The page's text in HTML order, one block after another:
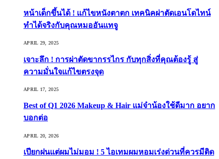
หน้าเด็กขึ้นได้ ! แก้ไขหนังตาตก เทคนิคผ่าตัดเอนโดไทน์
ทำได้จริงกับคุณหมออันแทจู
APRIL 29, 2025
เจาะลึก ! การผ่าตัดขากรรไกร กับทุกสิ่งที่คุณต้องรู้ สู่
ความมั่นใจแก้ไขตรงจุด
APRIL 17, 2025
Best of Q1 2026 Makeup & Hair แม่จ๋าน้องใช้ดีมาก อยาก
บอกต่อ
APRIL 20, 2026
เปียกฝนแต่ผมไม่มอม ! 5 ไอเทมผมหอมเร่งด่วนที่ควรมีติด